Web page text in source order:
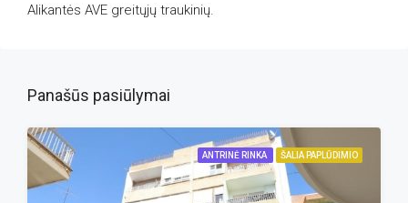
Alikantės AVE greitųjų traukinių.
Panašūs pasiūlymai
ANTRINĖ RINKA ŠALIA PAPLŪDIMIO